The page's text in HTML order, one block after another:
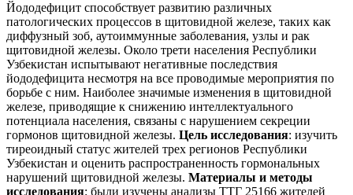
Йододефицит способствует развитию различных
патологических процессов в щитовидной железе, таких как
диффузный зоб, аутоиммунные заболевания, узлы и рак
щитовидной железы. Около трети населения Республики
Узбекистан испытывают негативные последствия
йододефицита несмотря на все проводимые мероприятия по
борьбе с ним. Наиболее значимые изменения в щитовидной
железе, приводящие к снижению интеллектуального
потенциала населения, связаны с нарушением секреции
гормонов щитовидной железы. Цель исследования: изучить
тиреоидный статус жителей трех регионов Республики
Узбекистан и оценить распространенность гормональных
нарушений щитовидной железы. Материалы и методы
исследования: были изучены анализы ТТГ 25166 жителей